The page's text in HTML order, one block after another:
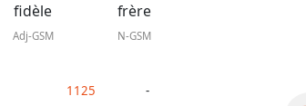
fidèle
Adj-GSM
frère
N-GSM
1125 -